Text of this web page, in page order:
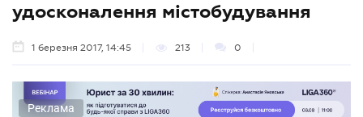
удосконалення містобудування
1 березня 2017, 14:45 213 0
Реклама